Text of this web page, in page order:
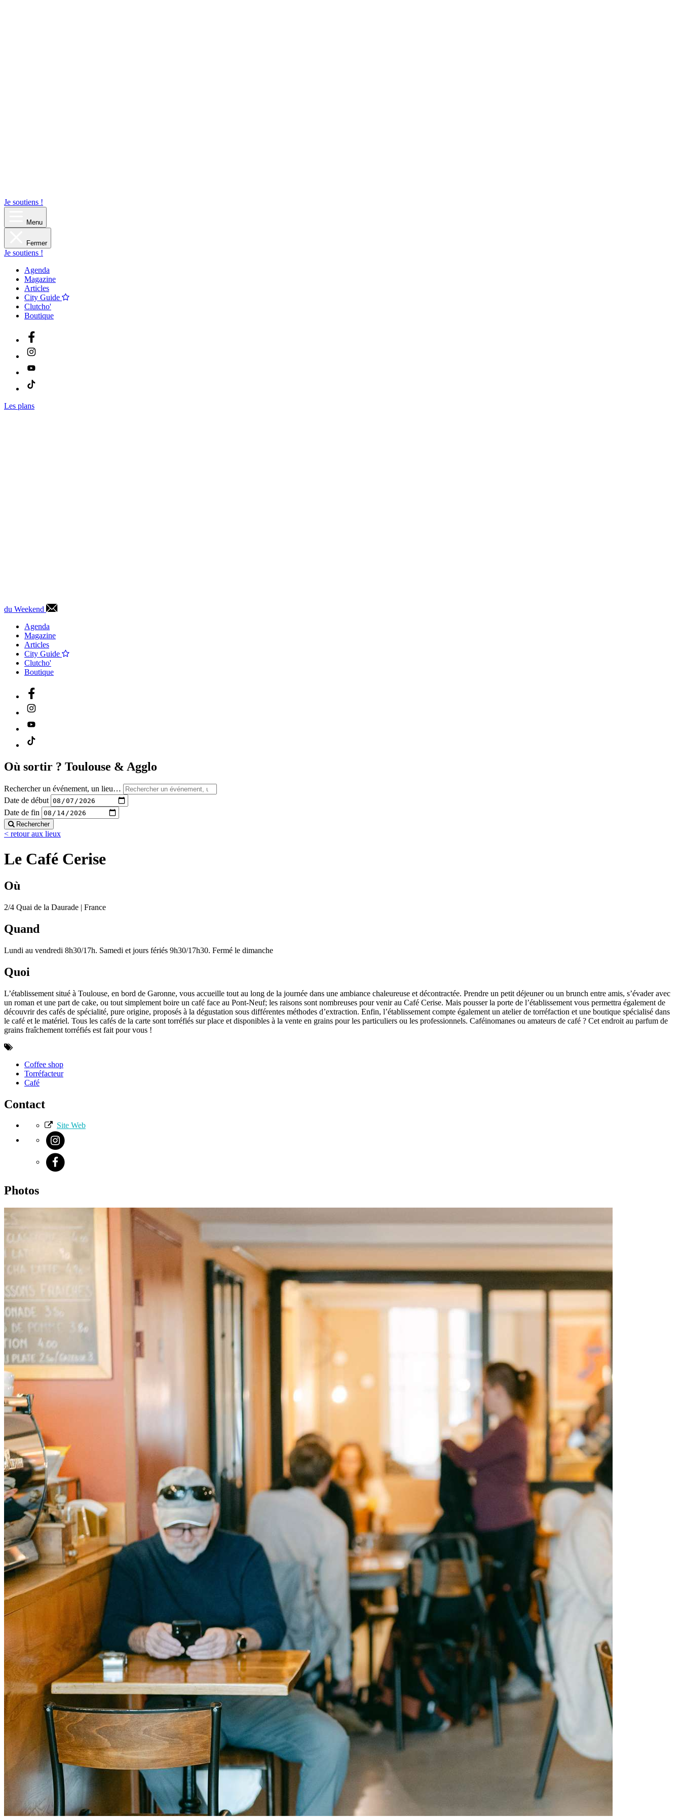
Je soutiens !
Menu
Fermer
Je soutiens !
Agenda
Magazine
Articles
City Guide
Clutcho'
Boutique
Les plans
du Weekend
Agenda
Magazine
Articles
City Guide
Clutcho'
Boutique
Où sortir ? Toulouse & Agglo
Rechercher un événement, un lieu…
Date de début
Date de fin
Rechercher
< retour aux lieux
Le Café Cerise
Où
2/4 Quai de la Daurade | France
Quand
Lundi au vendredi 8h30/17h. Samedi et jours fériés 9h30/17h30. Fermé le dimanche
Quoi
L’établissement situé à Toulouse, en bord de Garonne, vous accueille tout au long de la journée dans une ambiance chaleureuse et décontractée. Prendre un petit déjeuner ou un brunch entre amis, s’évader avec
un roman et une part de cake, ou tout simplement boire un café face au Pont-Neuf; les raisons sont nombreuses pour venir au Café Cerise. Mais pousser la porte de l’établissement vous permettra également de
découvrir des cafés de spécialité, pure origine, proposés à la dégustation sous différentes méthodes d’extraction. Enfin, l’établissement compte également un atelier de torréfaction et une boutique spécialisé dans
le café et le matériel. Tous les cafés de la carte sont torréfiés sur place et disponibles à la vente en grains pour les particuliers ou les professionnels. Caféinomanes ou amateurs de café ? Cet endroit au parfum de
grains fraîchement torréfiés est fait pour vous !
Coffee shop
Torréfacteur
Café
Contact
Site Web
Photos